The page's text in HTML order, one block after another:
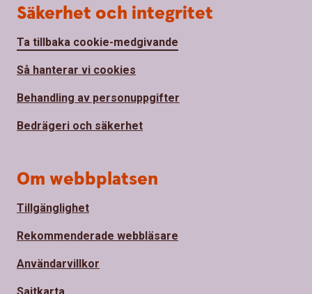
Säkerhet och integritet
Ta tillbaka cookie-medgivande
Så hanterar vi cookies
Behandling av personuppgifter
Bedrägeri och säkerhet
Om webbplatsen
Tillgänglighet
Rekommenderade webbläsare
Användarvillkor